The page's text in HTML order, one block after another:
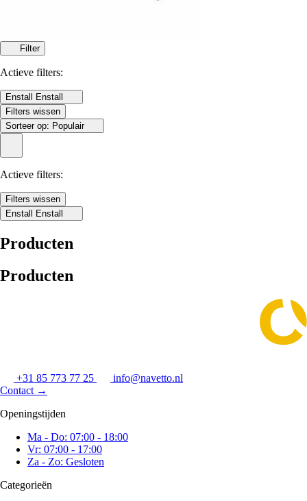
Filter
Actieve filters:
Enstall
Enstall
Filters wissen
Sorteer op: Populair
Actieve filters:
Filters wissen
Enstall
Enstall
Producten
Producten
+31 85 773 77 25
info@navetto.nl
Contact →
Openingstijden
Ma - Do: 07:00 - 18:00
Vr: 07:00 - 17:00
Za - Zo: Gesloten
Categorieën